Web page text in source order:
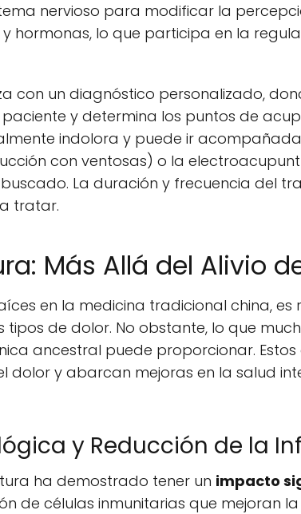
nervioso para modificar la
hormonas, lo que participa en la
con un diagnóstico personalizado,
y determina los puntos de
indolora y puede ir
con ventosas) o la
La duración y frecuencia del
tratar.
Más Allá del Alivio
en la medicina tradicional china, es
de dolor. No obstante, lo que
ancestral puede proporcionar. Estos
dolor y abarcan mejoras en la salud
y Reducción de la
ha demostrado tener un impacto
de células inmunitarias que mejoran